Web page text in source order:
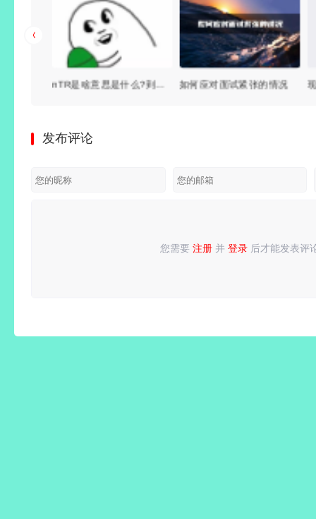
nTR是啥意思是什么?到底什么是NTR？ 如何应对面试紧张的情况
发布评论
您需要 注册 并 登录 后才能发表评
请登录或 注册后再发表评论！